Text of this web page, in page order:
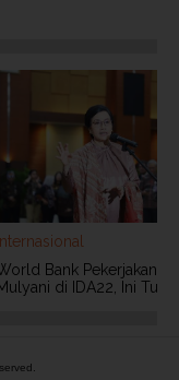
Internasional
Bank Pekerjakan
di IDA22, Ini